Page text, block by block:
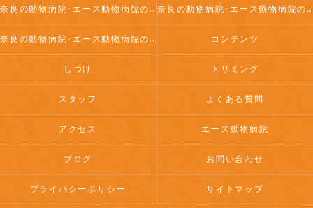
奈良の動物病院･エース動物病院の口コミ情報 奈良の動物病院･エース動物病院の評判
奈良の動物病院･エース動物病院のお客様の声 コンテンツ
しつけ トリミング
スタッフ よくある質問
アクセス エース動物病院
ブログ お問い合わせ
プライバシーポリシー サイトマップ